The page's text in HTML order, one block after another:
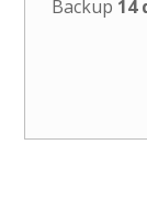
Backup 14